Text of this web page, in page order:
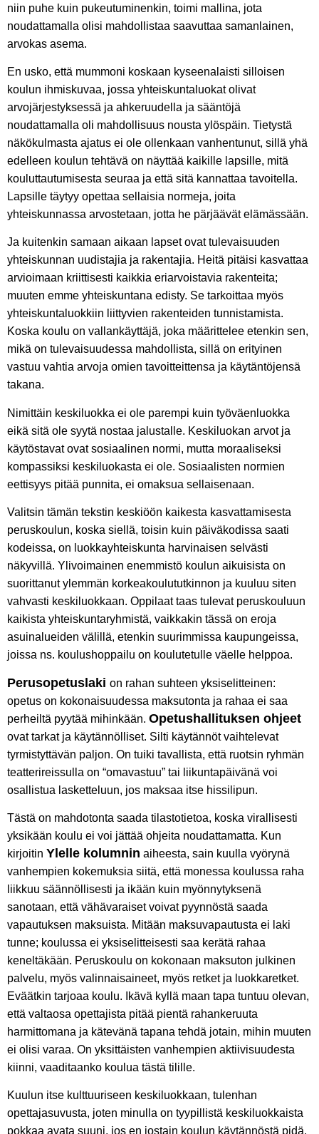
niin puhe kuin pukeutuminenkin, toimi mallina, jota
noudattamalla olisi mahdollistaa saavuttaa samanlainen,
arvokas asema.
En usko, että mummoni koskaan kyseenalaisti silloisen
koulun ihmiskuvaa, jossa yhteiskuntaluokat olivat
arvojärjestyksessä ja ahkeruudella ja sääntöjä
noudattamalla oli mahdollisuus nousta ylöspäin. Tietystä
näkökulmasta ajatus ei ole ollenkaan vanhentunut, sillä yhä
edelleen koulun tehtävä on näyttää kaikille lapsille, mitä
kouluttautumisesta seuraa ja että sitä kannattaa tavoitella.
Lapsille täytyy opettaa sellaisia normeja, joita
yhteiskunnassa arvostetaan, jotta he pärjäävät elämässään.
Ja kuitenkin samaan aikaan lapset ovat tulevaisuuden
yhteiskunnan uudistajia ja rakentajia. Heitä pitäisi kasvattaa
arvioimaan kriittisesti kaikkia eriarvoistavia rakenteita;
muuten emme yhteiskuntana edisty. Se tarkoittaa myös
yhteiskuntaluokkiin liittyvien rakenteiden tunnistamista.
Koska koulu on vallankäyttäjä, joka määrittelee etenkin sen,
mikä on tulevaisuudessa mahdollista, sillä on erityinen
vastuu vahtia arvoja omien tavoitteittensa ja käytäntöjensä
takana.
Nimittäin keskiluokka ei ole parempi kuin työväenluokka
eikä sitä ole syytä nostaa jalustalle. Keskiluokan arvot ja
käytöstavat ovat sosiaalinen normi, mutta moraaliseksi
kompassiksi keskiluokasta ei ole. Sosiaalisten normien
eettisyys pitää punnita, ei omaksua sellaisenaan.
Valitsin tämän tekstin keskiöön kaikesta kasvattamisesta
peruskoulun, koska siellä, toisin kuin päiväkodissa saati
kodeissa, on luokkayhteiskunta harvinaisen selvästi
näkyvillä. Ylivoimainen enemmistö koulun aikuisista on
suorittanut ylemmän korkeakoulututkinnon ja kuuluu siten
vahvasti keskiluokkaan. Oppilaat taas tulevat peruskouluun
kaikista yhteiskuntaryhmistä, vaikkakin tässä on eroja
asuinalueiden välillä, etenkin suurimmissa kaupungeissa,
joissa ns. koulushoppailu on koulutetulle väelle helppoa.
Perusopetuslaki on rahan suhteen yksiselitteinen:
opetus on kokonaisuudessa maksutonta ja rahaa ei saa
perheiltä pyytää mihinkään. Opetushallituksen ohjeet
ovat tarkat ja käytännölliset. Silti käytännöt vaihtelevat
tyrmistyttävän paljon. On tuiki tavallista, että ruotsin ryhmän
teatterireissulla on “omavastuu” tai liikuntapäivänä voi
osallistua lasketteluun, jos maksaa itse hissilipun.
Tästä on mahdotonta saada tilastotietoa, koska virallisesti
yksikään koulu ei voi jättää ohjeita noudattamatta. Kun
kirjoitin Ylelle kolumnin aiheesta, sain kuulla vyörynä
vanhempien kokemuksia siitä, että monessa koulussa raha
liikkuu säännöllisesti ja ikään kuin myönnytyksenä
sanotaan, että vähävaraiset voivat pyynnöstä saada
vapautuksen maksuista. Mitään maksuvapautusta ei laki
tunne; koulussa ei yksiselitteisesti saa kerätä rahaa
keneltäkään. Peruskoulu on kokonaan maksuton julkinen
palvelu, myös valinnaisaineet, myös retket ja luokkaretket.
Eväätkin tarjoaa koulu. Ikävä kyllä maan tapa tuntuu olevan,
että valtaosa opettajista pitää pientä rahankeruuta
harmittomana ja kätevänä tapana tehdä jotain, mihin muuten
ei olisi varaa. On yksittäisten vanhempien aktiivisuudesta
kiinni, vaaditaanko koulua tästä tilille.
Kuulun itse kulttuuriseen keskiluokkaan, tulenhan
opettajasuvusta, joten minulla on tyypillistä keskiluokkaista
pokkaa avata suuni, jos en jostain koulun käytännöstä pidä.